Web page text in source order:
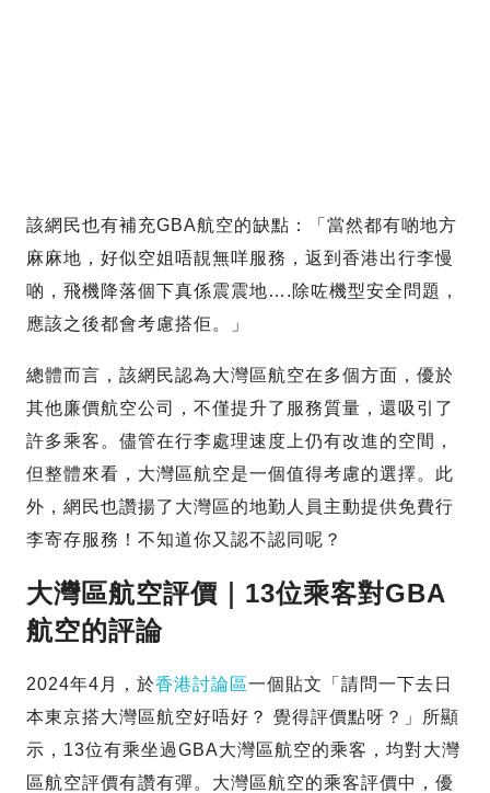
該網民也有補充GBA航空的缺點：「當然都有啲地方
麻麻地，好似空姐唔靚無咩服務，返到香港出行李慢
啲，飛機降落個下真係震震地….除咗機型安全問題，
應該之後都會考慮搭佢。」
總體而言，該網民認為大灣區航空在多個方面，優於
其他廉價航空公司，不僅提升了服務質量，還吸引了
許多乘客。儘管在行李處理速度上仍有改進的空間，
但整體來看，大灣區航空是一個值得考慮的選擇。此
外，網民也讚揚了大灣區的地勤人員主動提供免費行
李寄存服務！不知道你又認不認同呢？
大灣區航空評價｜13位乘客對GBA
航空的評論
2024年4月，於香港討論區一個貼文「請問一下去日
本東京搭大灣區航空好唔好？ 覺得評價點呀？」所顯
示，13位有乘坐過GBA大灣區航空的乘客，均對大灣
區航空評價有讚有彈。大灣區航空的乘客評價中，優